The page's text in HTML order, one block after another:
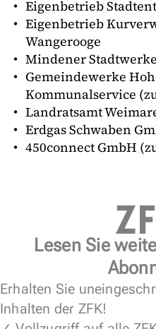
Eigenbetrieb
Eigenbetrieb
Wangerooge
Mindener
Gemeindewerke
Kommunalservice
Landratsamt
Erdgas Schwaben
450connect GmbH
Lesen Sie
Erhalten Sie
Inhalten der ZFK!